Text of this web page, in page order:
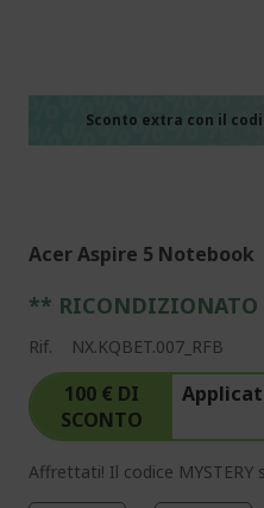
Sconto extra con il
Acer Aspire 5 Notebook
**
Rif. NX.KQBET.007_RFB
100 € DI
SCONTO
Affrettati! Il codice MYSTERY